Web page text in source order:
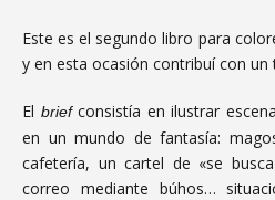
Este es el segundo libro para
y en esta ocasión contribuí con un
El briefconsistía en ilustrar
en un mundo de fantasía:
cafetería, un cartel de «se
correo mediante búhos…